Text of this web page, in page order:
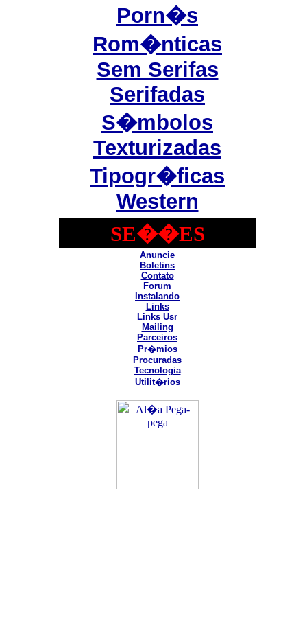
Porn�s
Rom�nticas
Sem Serifas
Serifadas
S�mbolos
Texturizadas
Tipogr�ficas
Western
SE��ES
Anuncie
Boletins
Contato
Forum
Instalando
Links
Links Usr
Mailing
Parceiros
Pr�mios
Procuradas
Tecnologia
Utilit�rios